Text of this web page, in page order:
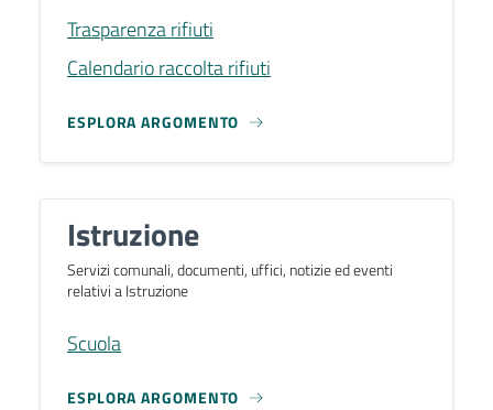
Trasparenza rifiuti
Calendario raccolta rifiuti
ESPLORA ARGOMENTO
Istruzione
Servizi comunali, documenti, uffici, notizie ed eventi
relativi a Istruzione
Scuola
ESPLORA ARGOMENTO